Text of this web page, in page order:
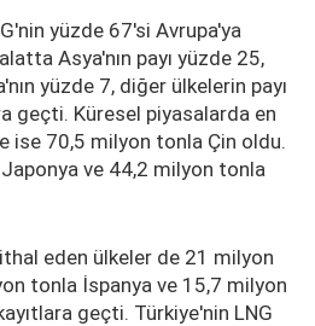
yüzde 67'si Avrupa'ya
Asya'nın payı yüzde 25,
yüzde 7, diğer ülkelerin payı
geçti. Küresel piyasalarda en
ise 70,5 milyon tonla Çin oldu.
ve 44,2 milyon tonla
eden ülkeler de 21 milyon
tonla İspanya ve 15,7 milyon
geçti. Türkiye'nin LNG